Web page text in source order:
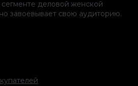
сегменте деловой женской
завоевывает свою аудиторию.